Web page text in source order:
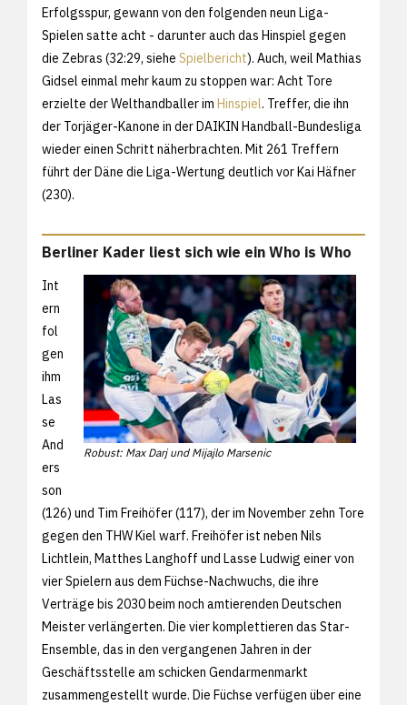
Erfolgsspur, gewann von den folgenden neun Liga-
Spielen satte acht - darunter auch das Hinspiel gegen
die Zebras (32:29, siehe Spielbericht). Auch, weil Mathias
Gidsel einmal mehr kaum zu stoppen war: Acht Tore
erzielte der Welthandballer im Hinspiel. Treffer, die ihn
der Torjäger-Kanone in der DAIKIN Handball-Bundesliga
wieder einen Schritt näherbrachten. Mit 261 Treffern
führt der Däne die Liga-Wertung deutlich vor Kai Häfner
(230).
Berliner Kader liest sich wie ein Who is Who
Robust: Max Darj und Mijajlo Marsenic
Int
ern
fol
gen
ihm
Las
se
And
ers
son
(126) und Tim Freihöfer (117), der im November zehn Tore
gegen den THW Kiel warf. Freihöfer ist neben Nils
Lichtlein, Matthes Langhoff und Lasse Ludwig einer von
vier Spielern aus dem Füchse-Nachwuchs, die ihre
Verträge bis 2030 beim noch amtierenden Deutschen
Meister verlängerten. Die vier komplettieren das Star-
Ensemble, das in den vergangenen Jahren in der
Geschäftsstelle am schicken Gendarmenmarkt
zusammengestellt wurde. Die Füchse verfügen über eine